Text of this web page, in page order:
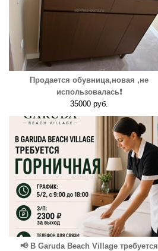
Продается обувница,новая ,не
использовалась❗️
35000 руб.
📢 В Garuda Beach Village требуется